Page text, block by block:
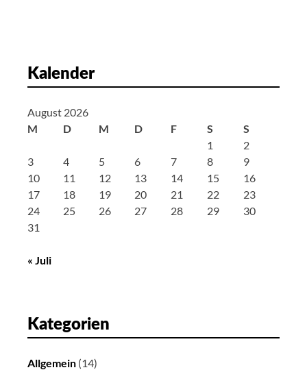
a
i
o
Kalender
August 2026
M
D M D F S
S
1
2
3
4 5 6 7 8
9
10
11 12 13 14 15
16
17
18 19 20 21 22
23
24
25 26 27 28 29
30
31
« Juli
Kategorien
Allgemein (14)